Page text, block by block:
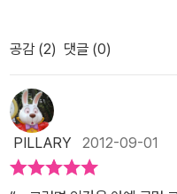
퍼를 맡아 “중앙선 너머 이쪽
정한 애처럼 군다. 심지어 기
는 맨 뒷자리다. (……)그때 내 머릿속에 이런 생각이 스쳐 지나갔다.
내가 지금 앉은 이 자리가 내
리에 앉아 떨어지지 않으려고
있는 이 모습이 바로 나 자신
누나는 다른 사람의 삶을 통
서서히 얻었다.이런 힘이 어디
에게 반항하는 누나의 모습에
멍이 생겼지만, 누나는 스스로
아버릴 수 있었다.그런 힘을
통해 자신의 삶을 성찰하고
보여준다고 할 수 있다.반면에
져나올 수 없는 독서의 맨홀
에 저항하지 못하고, 죽음과도
아버지는 화재현장에서 16명
웅으로 죽었다. 아버지만 없다
상의 평화로움에도 소년의 마
된 아버지의 가면을 벗기고 진
은, 결국 증오했던 아버지를
와 매일 맞으면서도 반항 한
있었냐는 듯 아침밥을 해다 바
며, 소년에게는 오로지 네살
느끼며 아버지와 엄마를 향해
과 누나에게는 위로할 수 있
하다고 생각되는 '맨홀' 아래
되었다. 하지만 시간이 지나고
공감 (2) 댓글 (0)
PILLARY 2012-09-01